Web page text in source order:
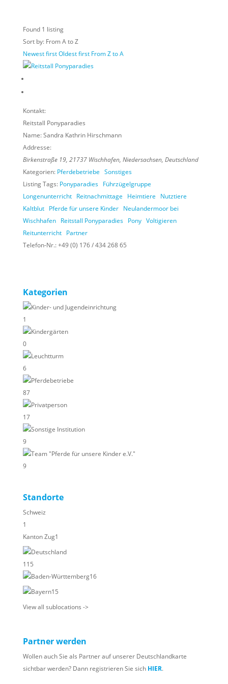
Found 1 listing
Sort by: From A to Z
Newest firstOldest first From Z to A
Kontakt:
Reitstall Ponyparadies
Name:Sandra Kathrin Hirschmann
Addresse:
Birkenstraße 19, 21737Wischhafen, Niedersachsen, Deutschland
Kategorien: Pferdebetriebe Sonstiges
Listing Tags: Ponyparadies Führzügelgruppe
Longenunterricht Reitnachmittage Heimtiere
Nutztiere
Kaltblut Pferde für unsere Kinder Neulandermoor bei
Wischhafen Reitstall Ponyparadies Pony Voltigieren
Reitunterricht Partner
Telefon-Nr.:+49 (0) 176 / 434 268 65
Kategorien
Kinder- und Jugendeinrichtung
1
Kindergärten
0
Leuchtturm
6
Pferdebetriebe
87
Privatperson
17
Sonstige Institution
9
Team "Pferde für unsere Kinder e.V."
9
Standorte
Schweiz
1
Kanton Zug1
Deutschland
115
Baden-Württemberg16
Bayern15
View all sublocations ->
Partner werden
Wollen auch Sie als Partner auf unserer Deutschlandkarte
sichtbar werden? Dann registrieren Sie sich HIER.